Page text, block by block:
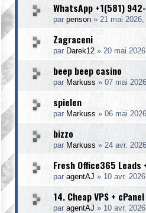
WhatsApp +1(581)
par penson » 21 mai 2026,
Zagraceni
par Darek12 » 20 mai
beep beep casino
par Markuss » 07 mai
spielen
par Markuss » 06 mai
bizzo
par Markuss » 24 avr.
Fresh Office365
par agentAJ » 10 avr.
14. Cheap VPS +
par agentAJ » 10 avr.